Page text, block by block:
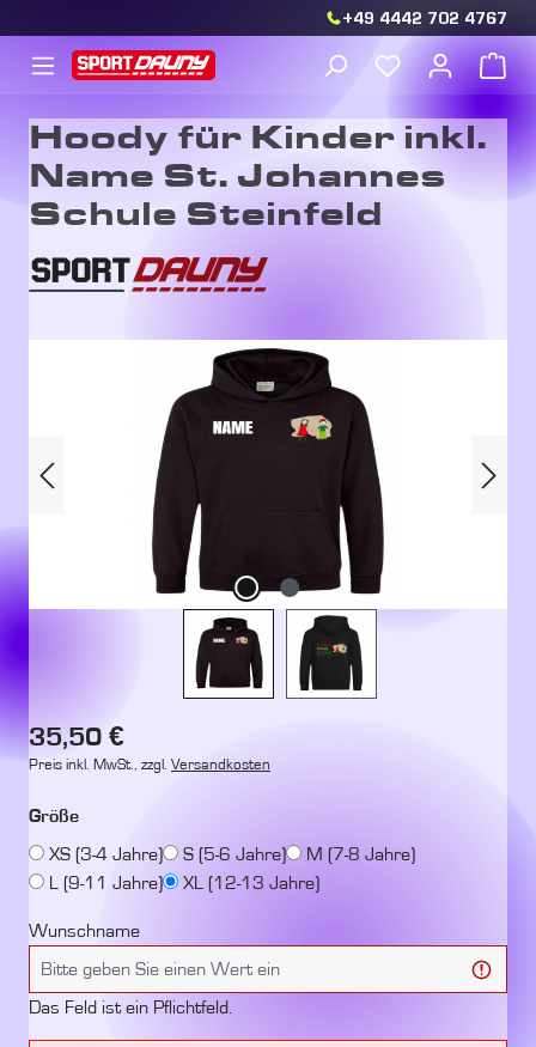
+49 4442 702 4767
Du hast 0
Hoody für Kinder inkl.
Name St. Johannes
Schule Steinfeld
Regulärer Preis:
35,50 €
Preis inkl. MwSt., zzgl. Versandkosten
Größeauswählen
XS (3-4 Jahre)
S (5-6 Jahre)
M (7-8 Jahre)
L (9-11 Jahre)
XL (12-13 Jahre)
Wunschname
Das Feld ist ein Pflichtfeld.